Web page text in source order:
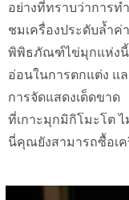
อย่างที่ทราบว่าการท
ชมเครื่องประดับล้ำ
พิพิธภัณฑ์ไข่มุกแห่งนี้
อ่อนในการตกแต่ง แ
การจัดแสดงเด็ดขาด
ที่เกาะมุกมิกิโมะโต
นี่คุณยังสามารถซื้อเค